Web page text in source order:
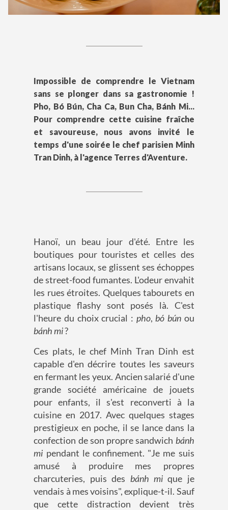
Impossible de comprendre le Vietnam
sans se plonger dans sa gastronomie !
Pho, Bó Bún, Cha Ca, Bun Cha, Bánh Mi...
Pour comprendre cette cuisine fraîche
et savoureuse, nous avons invité le
temps d'une soirée le chef parisien Minh
Tran Dinh, à l'agence Terres d'Aventure.
Hanoï, un beau jour d'été. Entre les
boutiques pour touristes et celles des
artisans locaux, se glissent ses échoppes
de street-food fumantes. L'odeur envahit
les rues étroites. Quelques tabourets en
plastique flashy sont posés là. C'est
l'heure du choix crucial : pho, bó bún ou
bánh mi?
Ces plats, le chef Minh Tran Dinh est
capable d'en décrire toutes les saveurs
en fermant les yeux. Ancien salarié d'une
grande société américaine de jouets
pour enfants, il s'est reconverti à la
cuisine en 2017. Avec quelques stages
prestigieux en poche, il se lance dans la
confection de son propre sandwich bánh
mi pendant le confinement. "Je me suis
amusé à produire mes propres
charcuteries, puis des bánh mique je
vendais à mes voisins", explique-t-il. Sauf
que cette distraction devient très